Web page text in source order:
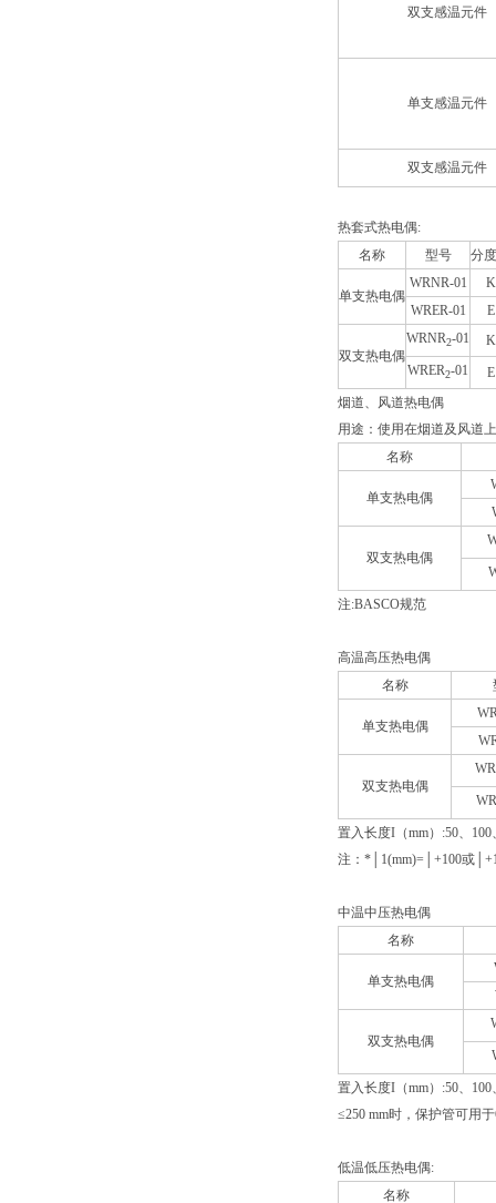
双支感温元件
单支感温元件
双支感温元件
热套式热电偶:
名称
型号 分
单支热电偶
WRNR-01
K
WRER-01
E
双支热电偶
WRNR2-01
K
WRER2-01
E
烟道、风道热电偶
用途：使用在烟道及风道
名称
单支热电偶
双支热电偶
注:BASCO规范
高温高压热电偶
名称
单支热电偶
双支热电偶
置入长度I（mm）:50、100
注：*│1(mm)=│+100或
中温中压热电偶
名称
单支热电偶
双支热电偶
置入长度I（mm）:50、
≤250 mm时，保护管可用
低温低压热电偶:
名称